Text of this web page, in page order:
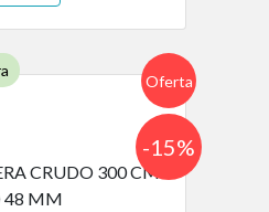
Oferta
-15%